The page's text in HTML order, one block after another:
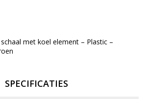
met koel element – Plastic –
SPECIFICATIES